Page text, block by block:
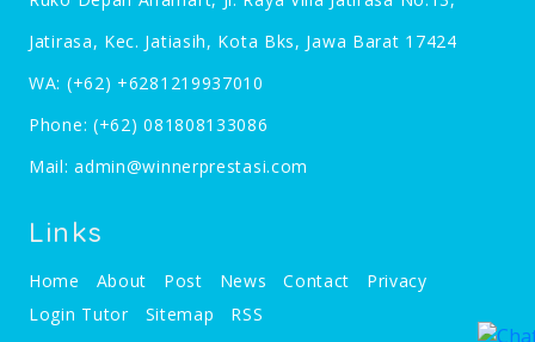
Jatirasa, Kec. Jatiasih, Kota Bks, Jawa Barat 17424
WA: (+62) +6281219937010
Phone: (+62) 081808133086
Mail:admin@winnerprestasi.com
Links
Home About Post News Contact
Privacy
Login Tutor
Sitemap RSS